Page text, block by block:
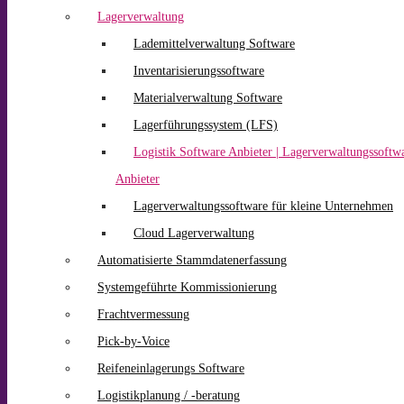
Lagerverwaltung
Lademittelverwaltung Software
Inventarisierungssoftware
Materialverwaltung Software
Lagerführungssystem (LFS)
Logistik Software Anbieter |
Anbieter
Lagerverwaltungssoftware für kleine Unternehmen
Cloud Lagerverwaltung
Automatisierte Stammdatenerfassung
Systemgeführte Kommissionierung
Frachtvermessung
Pick-by-Voice
Reifeneinlagerungs Software
Logistikplanung / -beratung